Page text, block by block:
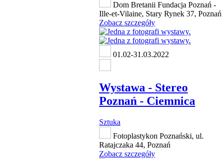
Dom Bretanii Fundacja Poznań -
Ille-et-Vilaine, Stary Rynek 37, Poznań
Zobacz szczegóły
01.02-31.03.2022
Wystawa - Stereo
Poznań - Ciemnica
Sztuka
Fotoplastykon Poznański, ul.
Ratajczaka 44, Poznań
Zobacz szczegóły